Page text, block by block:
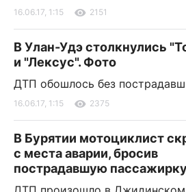
16.06.17, 1:15 2151
В Улан-Удэ столкнулись
и "Лексус". Фото
ДТП обошлось без
16.06.17, 1:15 2375
В Бурятии мотоциклист
с места аварии, бросив
пострадавшую пассажирку